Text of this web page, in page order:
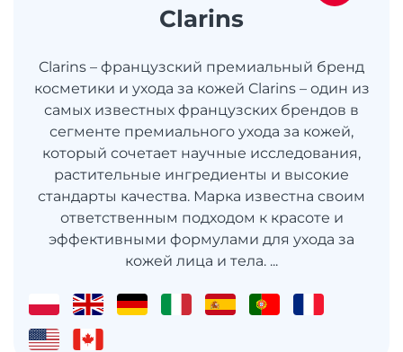
Clarins
Clarins – французский премиальный бренд
косметики и ухода за кожей Clarins – один из
самых известных французских брендов в
сегменте премиального ухода за кожей,
который сочетает научные исследования,
растительные ингредиенты и высокие
стандарты качества. Марка известна своим
ответственным подходом к красоте и
эффективными формулами для ухода за
кожей лица и тела. ...